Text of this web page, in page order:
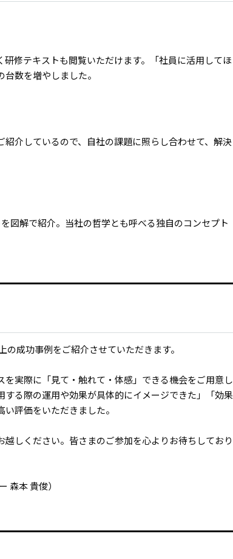
修テキストも閲覧いただけます。「社員に活用してほ
数を増やしました。
介しているので、自社の課題に照らし合わせて、解決
図解で紹介。当社の哲学とも呼べる独自のコンセプト
成功事例をご紹介させていただきます。
実際に「見て・触れて・体感」できる機会をご用意し
る際の運用や効果が具体的にイメージできた」「効果
評価をいただきました。
しください。皆さまのご参加を心よりお待ちしており
森本 貴俊）